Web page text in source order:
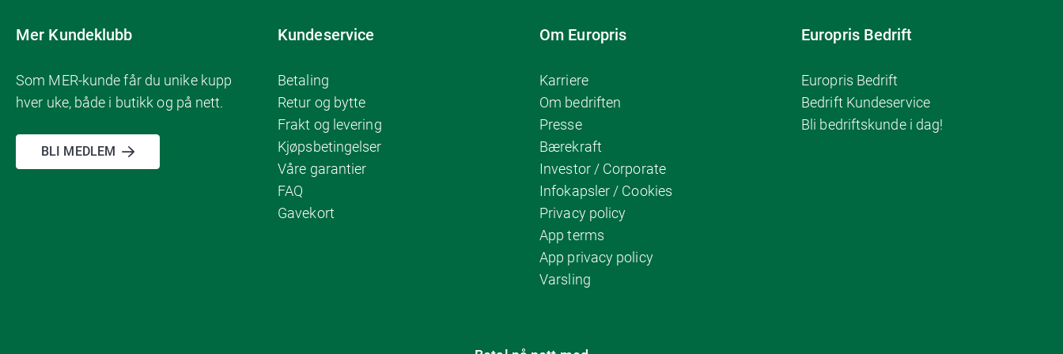
Mer Kundeklubb
Som MER-kunde får du unike kupp
hver uke, både i butikk og på nett.
BLI MEDLEM
Kundeservice
Betaling
Retur og bytte
Frakt og levering
Kjøpsbetingelser
Våre garantier
FAQ
Gavekort
Om Europris
Karriere
Om bedriften
Presse
Bærekraft
Investor / Corporate
Infokapsler / Cookies
Privacy policy
App terms
App privacy policy
Varsling
Europris Bedrift
Europris Bedrift
Bedrift Kundeservice
Bli bedriftskunde i dag!